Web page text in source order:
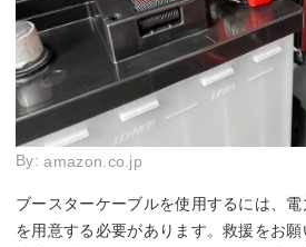
By:amazon.co.jp
ブースターケーブルを使用するには、
を用意する必要があります。救援をお